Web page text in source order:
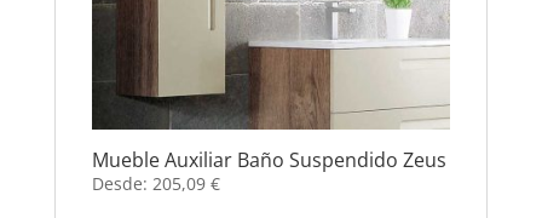
Mueble Auxiliar Baño Suspendido Zeus
Desde: 205,09 €